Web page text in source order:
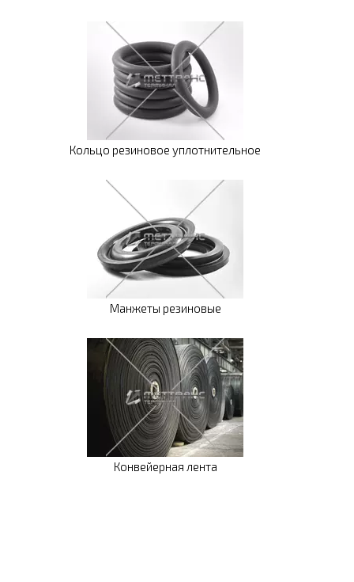
Кольцо резиновое уплотнительное
Манжеты резиновые
Конвейерная лента